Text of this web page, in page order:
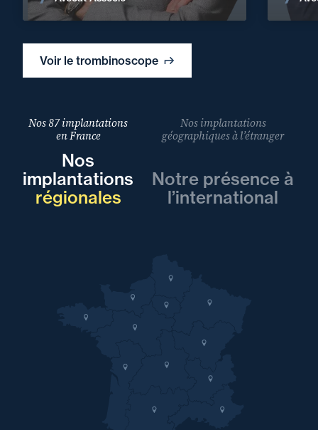
Voir le trombinoscope
Nos 87 implantations
en France
Nos
implantations
régionales
Nos implantations
géographiques à l’étranger
Notre présence à
l’international